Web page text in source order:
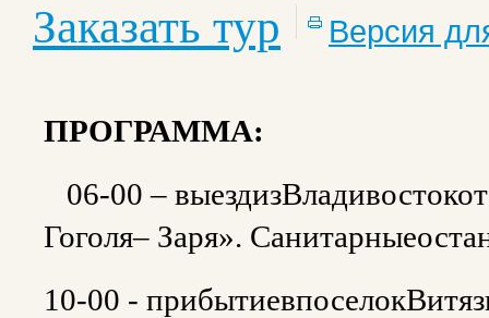
Заказать тур Версия
ПРОГРАММА:
⠀06-00 –
Гоголя– Заря».
10-00 -